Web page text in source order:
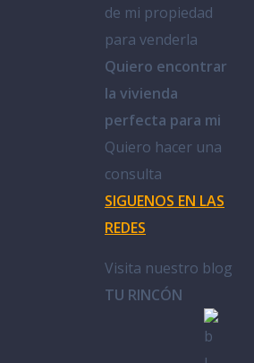
de mi propiedad
para venderla
Quiero encontrar
la vivienda
perfecta para mi
Quiero hacer una
consulta
SIGUENOS EN LAS
REDES
Visita nuestro blog
TU RINCÓN